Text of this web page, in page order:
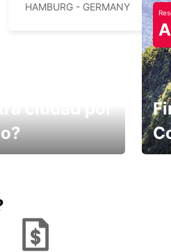
HAMBURG - GERMANY
ciudad por